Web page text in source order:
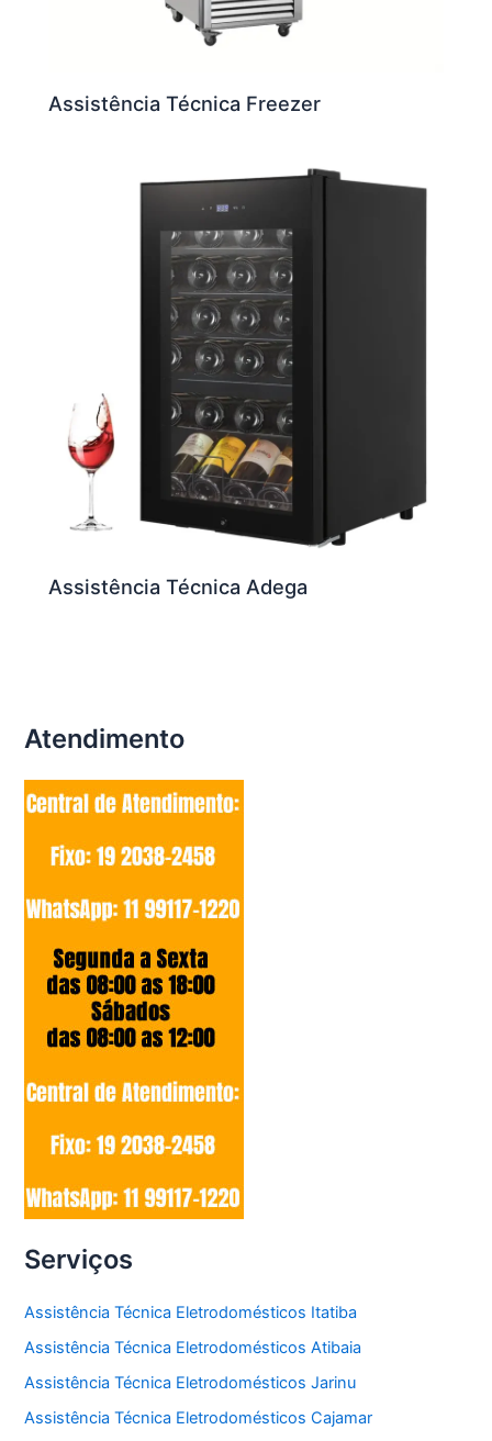
Assistência Técnica Freezer
Assistência Técnica Adega
Atendimento
Serviços
Assistência Técnica Eletrodomésticos Itatiba
Assistência Técnica Eletrodomésticos Atibaia
Assistência Técnica Eletrodomésticos Jarinu
Assistência Técnica Eletrodomésticos Cajamar